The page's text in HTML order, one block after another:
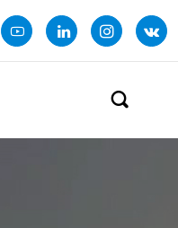
   
